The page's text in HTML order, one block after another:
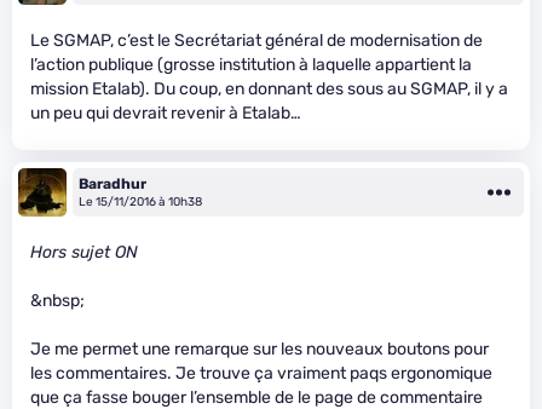
Le SGMAP, c’est le Secrétariat général de modernisation de
l’action publique (grosse institution à laquelle appartient la
mission Etalab). Du coup, en donnant des sous au SGMAP, il y a
un peu qui devrait revenir à Etalab…
Baradhur
Le 15/11/2016 à 10h38
Hors sujet ON
&nbsp;
Je me permet une remarque sur les nouveaux boutons pour
les commentaires. Je trouve ça vraiment paqs ergonomique
que ça fasse bouger l’ensemble de le page de commentaire